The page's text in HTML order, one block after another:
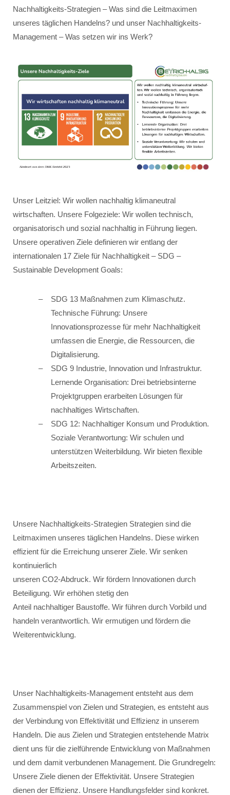
Nachhaltigkeits-Strategien – Was sind die Leitmaximen
unseres täglichen Handelns? und unser Nachhaltigkeits-
Management – Was setzen wir ins Werk?
Unser Leitziel: Wir wollen nachhaltig klimaneutral
wirtschaften. Unsere Folgeziele: Wir wollen technisch,
organisatorisch und sozial nachhaltig in Führung liegen.
Unsere operativen Ziele definieren wir entlang der
internationalen 17 Ziele für Nachhaltigkeit – SDG –
Sustainable Development Goals:
SDG 13 Maßnahmen zum Klimaschutz.
Technische Führung: Unsere
Innovationsprozesse für mehr Nachhaltigkeit
umfassen die Energie, die Ressourcen, die
Digitalisierung.
SDG 9 Industrie, Innovation und Infrastruktur.
Lernende Organisation: Drei betriebsinterne
Projektgruppen erarbeiten Lösungen für
nachhaltiges Wirtschaften.
SDG 12: Nachhaltiger Konsum und Produktion.
Soziale Verantwortung: Wir schulen und
unterstützen Weiterbildung. Wir bieten flexible
Arbeitszeiten.
Unsere Nachhaltigkeits-Strategien Strategien sind die
Leitmaximen unseres täglichen Handelns. Diese wirken
effizient für die Erreichung unserer Ziele. Wir senken
kontinuierlich
unseren CO2-Abdruck. Wir fördern Innovationen durch
Beteiligung. Wir erhöhen stetig den
Anteil nachhaltiger Baustoffe. Wir führen durch Vorbild und
handeln verantwortlich. Wir ermutigen und fördern die
Weiterentwicklung.
Unser Nachhaltigkeits-Management entsteht aus dem
Zusammenspiel von Zielen und Strategien, es entsteht aus
der Verbindung von Effektivität und Effizienz in unserem
Handeln. Die aus Zielen und Strategien entstehende Matrix
dient uns für die zielführende Entwicklung von Maßnahmen
und dem damit verbundenen Management. Die Grundregeln:
Unsere Ziele dienen der Effektivität. Unsere Strategien
dienen der Effizienz. Unsere Handlungsfelder sind konkret.